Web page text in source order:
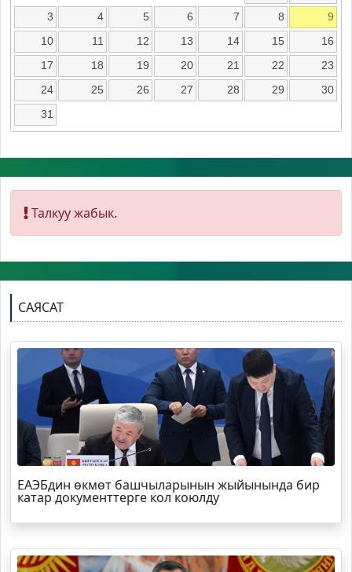
3
4 5 6 7 8
9
10
11 12 13 14 15
16
17
18 19 20 21 22
23
24
25 26 27 28 29
30
31
Талкуу жабык.
САЯСАТ
ЕАЭБдин өкмөт башчыларынын жыйынында бир
катар документтерге кол коюлду